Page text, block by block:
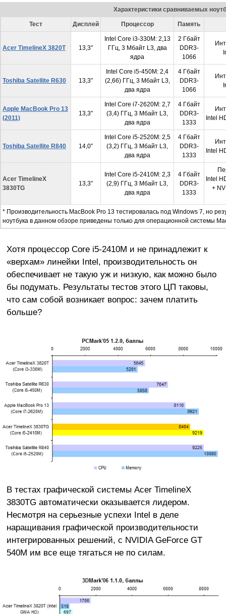
Характеристики сравниваемых
Тест Дисплей Процессор Память
Acer TimelineX 3820T 13,3″
Intel Core i3-330M: 2,13
ГГц, 3 Мбайт L3, два
ядра
2 Гбайт
DDR3-
1066
Toshiba Satellite R630 13,3″
Intel Core i5-450M: 2,4
(2,66) ГГц, 3 Мбайт L3,
два ядра
4 Гбайт
DDR3-
1066
Apple MacBook Pro 13
(2011)
13,3″
Intel Core i7-2620M: 2,7
(3,4) ГГц, 3 Мбайт L3,
два ядра
4 Гбайт
DDR3-
1333
Intel
Toshiba Satellite R840 14,0″
Intel Core i5-2520M: 2,5
(3,2) ГГц, 3 Мбайт L3,
два ядра
4 Гбайт
DDR3-
1333
Intel
Acer TimelineX
3830TG
13,3″
Intel Core i5-2410M: 2,3
(2,9) ГГц, 3 Мбайт L3,
два ядра
4 Гбайт
DDR3-
1333
Intel
+
* Производительность MacBook Pro 13 тестировалась под Windows 7, но
ноутбука в данном обзоре приведены только для операционной системы
Хотя процессор Core i5-2410M и не принадлежит к
«верхам» линейки Intel, производительность он
обеспечивает не такую уж и низкую, как можно было
бы подумать. Результаты тестов этого ЦП таковы,
что сам собой возникает вопрос: зачем платить
больше?
В тестах графической системы Acer TimelineX
3830TG автоматически оказывается лидером.
Несмотря на серьезные успехи Intel в деле
наращивания графической производительности
интегрированных решений, с NVIDIA GeForce GT
540M им все еще тягаться не по силам.